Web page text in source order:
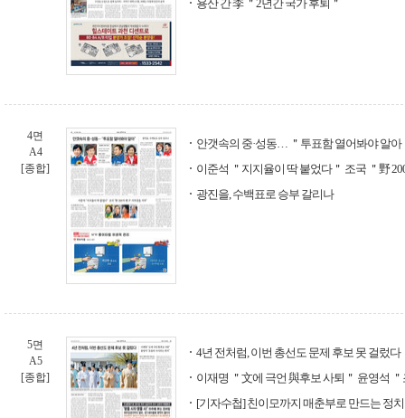
용산 간 李 ＂2년간 국가 후퇴＂
4면
A4
[종합]
안갯속의 중·성동… ＂투표함 열어봐야 알아
이준석 ＂지지율이 딱 붙었다＂ 조국 ＂野
광진을, 수백표로 승부 갈리나
5면
A5
[종합]
4년 전처럼, 이번 총선도 문제 후보 못 걸렀다
이재명 ＂文에 극언 與후보 사퇴＂ 윤영석
[기자수첩] 친이모까지 매춘부로 만드는 정치